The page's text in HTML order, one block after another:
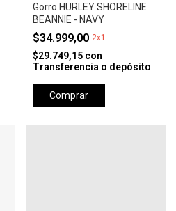
Gorro HURLEY SHORELINE
BEANNIE - NAVY
$34.999,00 2x1
$29.749,15 con
Transferencia o depósito
Comprar